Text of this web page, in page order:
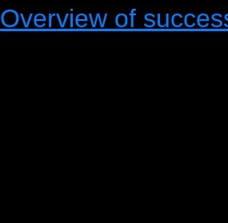
Overview of